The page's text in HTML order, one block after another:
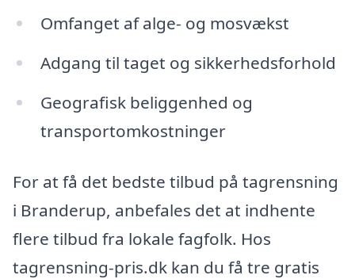
Omfanget af alge- og mosvækst
Adgang til taget og sikkerhedsforhold
Geografisk beliggenhed og
transportomkostninger
For at få det bedste tilbud på tagrensning
i Branderup, anbefales det at indhente
flere tilbud fra lokale fagfolk. Hos
tagrensning-pris.dk kan du få tre gratis